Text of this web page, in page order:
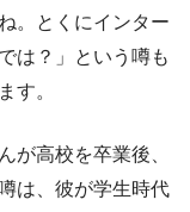
。とくにインター
は？」という噂も
す。
が高校を卒業後、
は、彼が学生時代